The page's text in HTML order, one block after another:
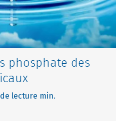
phosphate des
lecture min.